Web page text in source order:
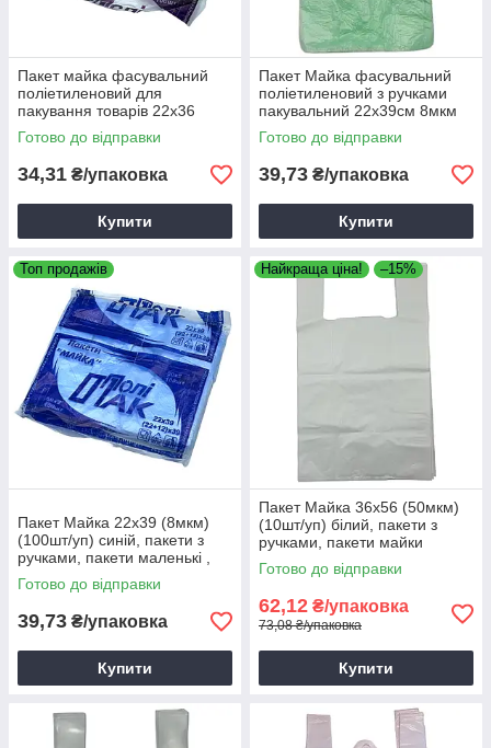
Пакет майка фасувальний
поліетиленовий для
пакування товарів 22х36
(7мкм) (100шт/уп) зелений
Готово до відправки
34,31 ₴/упаковка
Купити
Пакет Майка фасувальний
поліетиленовий з ручками
пакувальний 22х39см 8мкм
100шт/уп.
Готово до відправки
39,73 ₴/упаковка
Купити
Топ продажів
Пакет Майка 22х39 (8мкм)
(100шт/уп) синій, пакети з
ручками, пакети маленькі ,
пакети майки
Готово до відправки
39,73 ₴/упаковка
Купити
Найкраща ціна! –15%
Пакет Майка 36х56 (50мкм)
(10шт/уп) білий, пакети з
ручками, пакети майки
Готово до відправки
62,12 ₴/упаковка
73,08 ₴/упаковка
Купити